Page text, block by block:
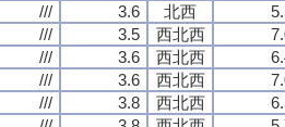
/// 3.6 北西
/// 3.5 西北西
/// 3.6 西北西
/// 3.6 西北西
/// 3.8 西北西